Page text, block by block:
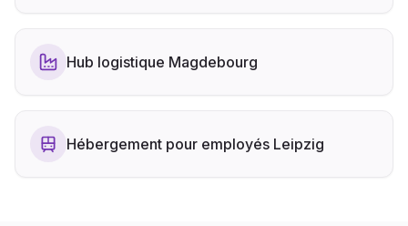
Hub logistique Magdebourg
Hébergement pour employés Leipzig